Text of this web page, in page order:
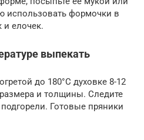
формочки в
и елочек.
выпекать
до 180°C духовке 8-12
и толщины. Следите
Готовые пряники